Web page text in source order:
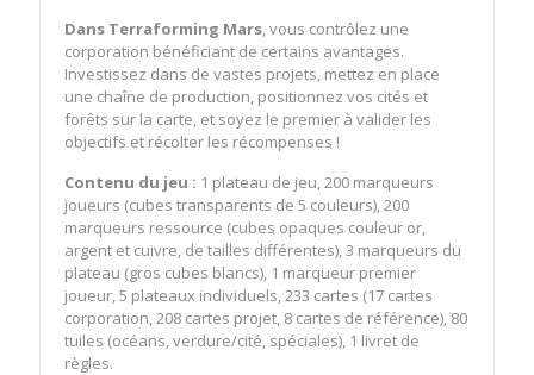
Dans Terraforming Mars, vous contrôlez une
corporation bénéficiant de certains avantages.
Investissez dans de vastes projets, mettez en place
une chaîne de production, positionnez vos cités et
forêts sur la carte, et soyez le premier à valider les
objectifs et récolter les récompenses !
Contenu du jeu : 1 plateau de jeu, 200 marqueurs
joueurs (cubes transparents de 5 couleurs), 200
marqueurs ressource (cubes opaques couleur or,
argent et cuivre, de tailles différentes), 3 marqueurs du
plateau (gros cubes blancs), 1 marqueur premier
joueur, 5 plateaux individuels, 233 cartes (17 cartes
corporation, 208 cartes projet, 8 cartes de référence), 80
tuiles (océans, verdure/cité, spéciales), 1 livret de
règles.